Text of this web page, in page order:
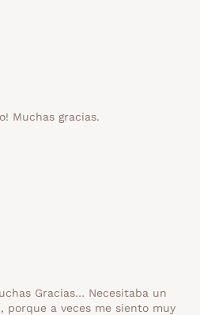
Muchas gracias.
Gracias… Necesitaba un
porque a veces me siento muy